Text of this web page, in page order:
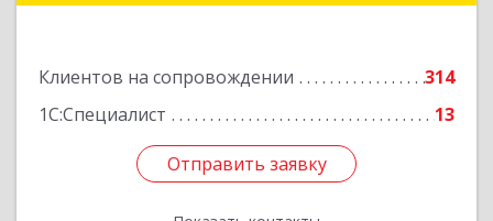
Клиентов на сопровождении
314
1С:Специалист
13
Отправить заявку
Отправить заявку